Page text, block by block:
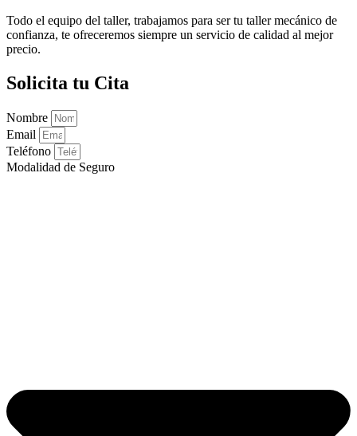
Todo el equipo del taller, trabajamos para ser tu taller mecánico de
confianza, te ofreceremos siempre un servicio de calidad al mejor
precio.
Solicita tu Cita
Nombre
Email
Teléfono
Modalidad de Seguro